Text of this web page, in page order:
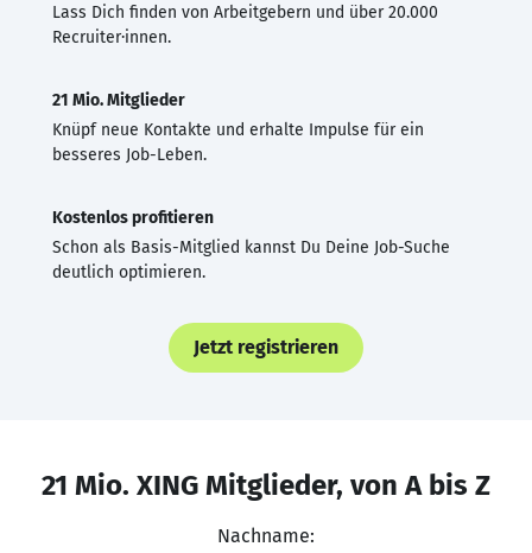
Lass Dich finden von Arbeitgebern und über 20.000
Recruiter·innen.
21 Mio. Mitglieder
Knüpf neue Kontakte und erhalte Impulse für ein
besseres Job-Leben.
Kostenlos profitieren
Schon als Basis-Mitglied kannst Du Deine Job-Suche
deutlich optimieren.
Jetzt registrieren
21 Mio. XING Mitglieder, von A bis Z
Nachname: